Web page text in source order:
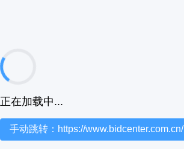
正在加载中...
手动跳转：https://www.bidcenter.com.cn/